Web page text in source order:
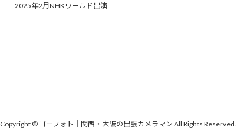
2025年2月NHKワールド出演
Copyright © ゴーフォト｜関西・大阪の出張カメラマン All Rights Reserved.